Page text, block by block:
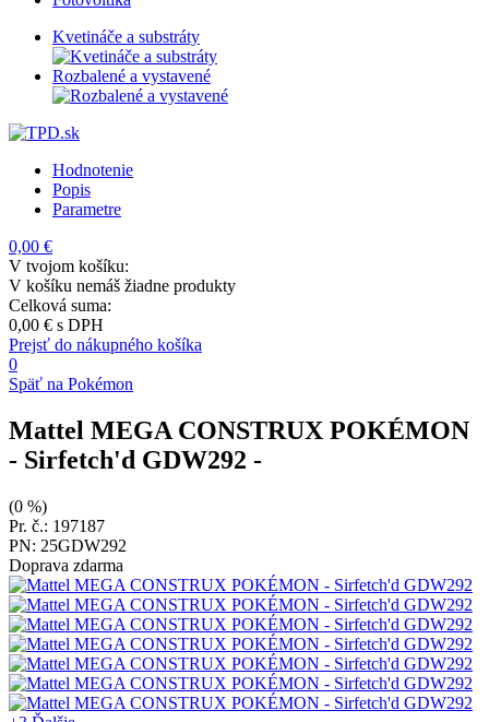
Kvetináče a substráty
Rozbalené a vystavené
Hodnotenie
Popis
Parametre
0,00 €
V tvojom košíku:
V košíku nemáš žiadne produkty
Celková suma:
0,00 € s DPH
Prejsť do nákupného košíka
0
Späť na Pokémon
Mattel MEGA CONSTRUX POKÉMON
- Sirfetch'd GDW292 -
(0 %)
Pr. č.: 197187
PN: 25GDW292
Doprava zdarma